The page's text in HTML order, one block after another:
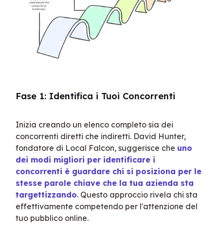
Fase 1: Identifica i Tuoi Concorrenti
Inizia creando un elenco completo sia dei
concorrenti diretti che indiretti. David Hunter,
fondatore di Local Falcon, suggerisce che uno
dei modi migliori per identificare i
concorrenti è guardare chi si posiziona per le
stesse parole chiave che la tua azienda sta
targettizzando. Questo approccio rivela chi sta
effettivamente competendo per l'attenzione del
tuo pubblico online.